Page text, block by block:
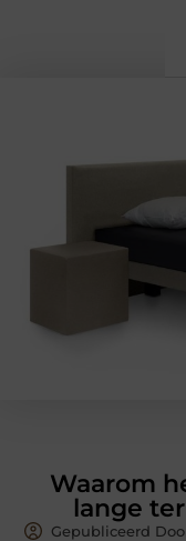
Waarom
lange
Gepubliceerd